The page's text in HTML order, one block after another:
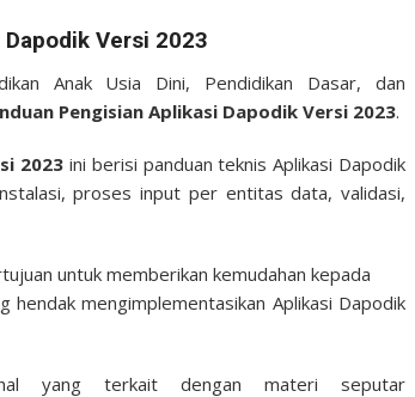
Versi 2023
Anak Usia Dini, Pendidikan Dasar, dan
Pengisian Aplikasi Dapodik Versi 2023.
2023 ini berisi panduan teknis Aplikasi Dapodik
proses input per entitas data, validasi,
untuk memberikan kemudahan kepada
mengimplementasikan Aplikasi Dapodik
yang terkait dengan materi seputar